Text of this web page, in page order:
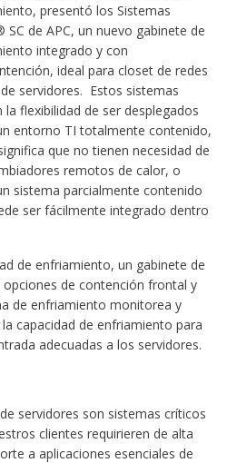
presentó los Sistemas
SC de APC, un nuevo gabinete de
integrado y con
ideal para closet de redes
servidores. Estos sistemas
la flexibilidad de ser desplegados
entorno TI totalmente contenido,
que no tienen necesidad de
remotos de calor, o
sistema parcialmente contenido
ser fácilmente integrado dentro
de enfriamiento, un gabinete de
de contención frontal y
de enfriamiento monitorea y
capacidad de enfriamiento para
adecuadas a los servidores.
servidores son sistemas críticos
clientes requirieren de alta
a aplicaciones esenciales de